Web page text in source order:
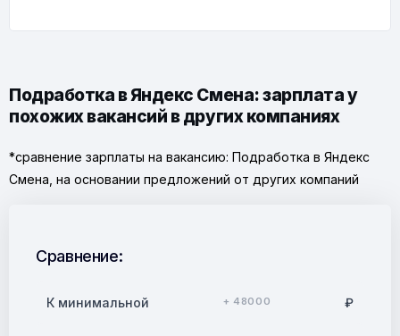
Подработка в Яндекс Смена: зарплата у
похожих вакансий в других компаниях
*сравнение зарплаты на вакансию: Подработка в Яндекс
Смена, на основании предложений от других компаний
Сравнение:
К минимальной + 48000 ₽